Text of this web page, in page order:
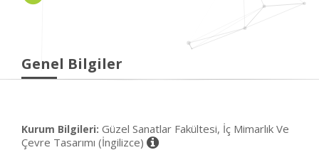
Genel Bilgiler
Kurum Bilgileri: Güzel Sanatlar Fakültesi, İç Mimarlık Ve
Çevre Tasarımı (İngilizce)